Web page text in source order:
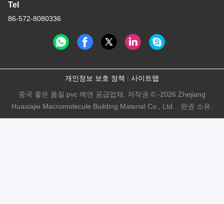
Tel
86-572-8080336
개인정보 보호 정책 | 사이트맵
중국 좋은 품질 pvc 벽면 공급업체. 저작권 © -2026 Zhejiang
Huaxiajie Macromolecule Building Material Co., Ltd. . 판권 소유.